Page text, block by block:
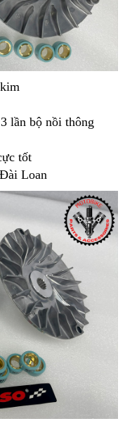
lần bộ nồi thông
tốt
Loan